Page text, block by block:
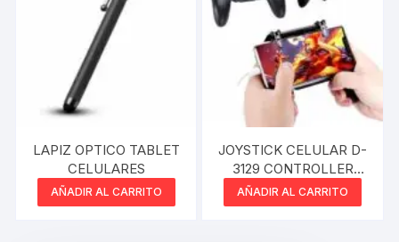
LAPIZ OPTICO TABLET
CELULARES
AÑADIR AL CARRITO
JOYSTICK CELULAR D-
3129 CONTROLLER
MOBILE GAME
AÑADIR AL CARRITO